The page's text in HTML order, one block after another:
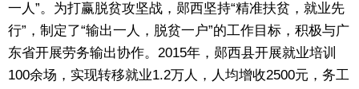
一人”。为打赢脱贫攻坚战，郧西坚持“精准扶贫，就业先
行”，制定了“输出一人，脱贫一户”的工作目标，积极与广
东省开展劳务输出协作。2015年，郧西县开展就业培训
100余场，实现转移就业1.2万人，人均增收2500元，务工